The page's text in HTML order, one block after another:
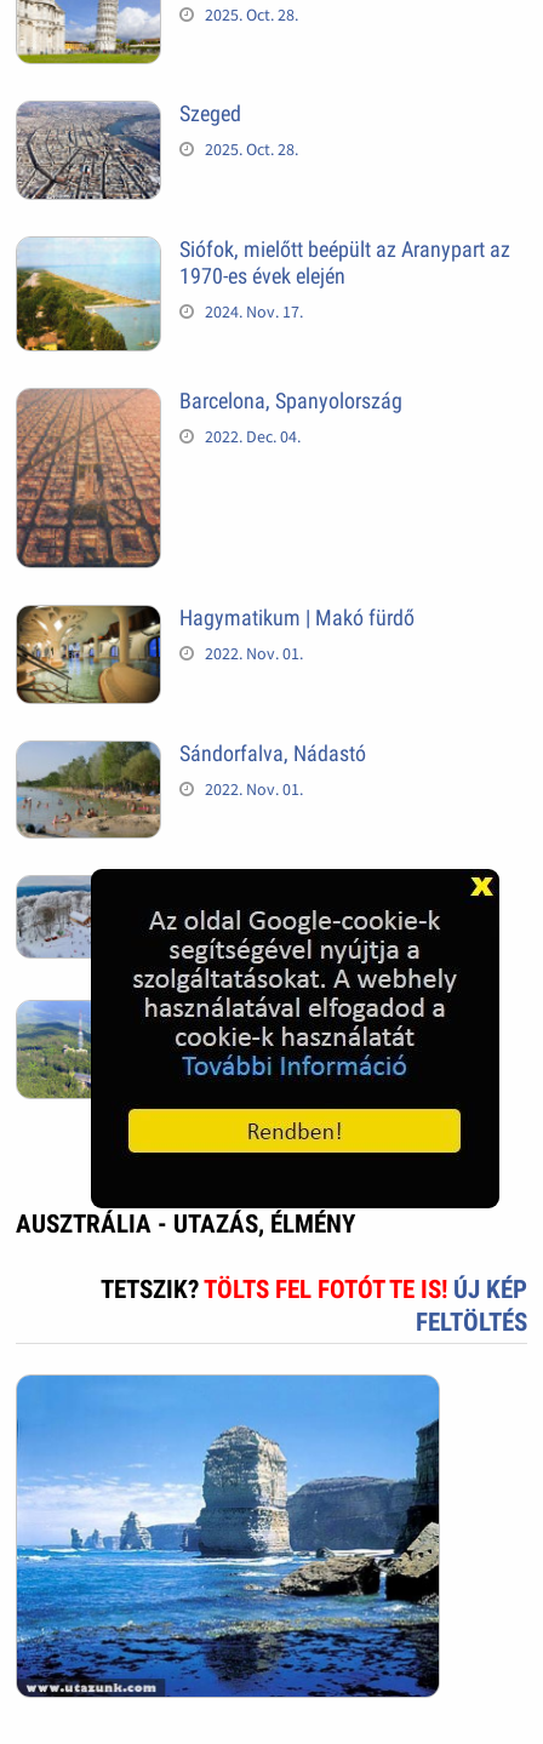
2025. Oct. 28.
Szeged
2025. Oct. 28.
Siófok, mielőtt beépült az Aranypart az
1970-es évek elején
2024. Nov. 17.
Barcelona, Spanyolország
2022. Dec. 04.
Hagymatikum | Makó fürdő
2022. Nov. 01.
Sándorfalva, Nádastó
2022. Nov. 01.
Kékestető
2022. Nov. 01.
Kékestető település
2022. Nov. 01.
AUSZTRÁLIA - UTAZÁS, ÉLMÉNY
TETSZIK?TÖLTS FEL FOTÓT TE IS! ÚJ KÉP
FELTÖLTÉS